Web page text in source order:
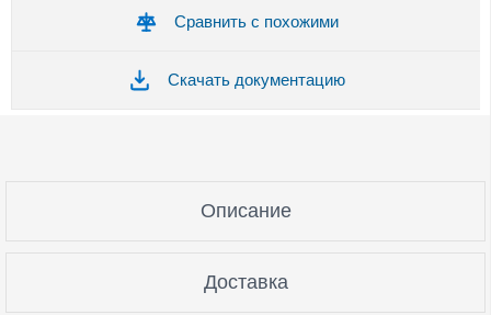
Сравнить с похожими
Скачать документацию
Описание
Доставка